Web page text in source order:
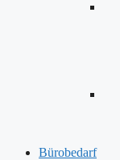
Bürobedarf